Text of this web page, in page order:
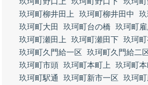
玖珂町柳井田上
玖珂町柳井田中
玖珂町大田
玖珂町台の橋
玖珂町
玖珂町瀬田上
玖珂町瀬田下 玖珂
玖珂町久門給一区
玖珂町久門給二
玖珂町市頭 玖珂町本町上
玖珂町
玖珂町駅通
玖珂町新市一区
玖珂